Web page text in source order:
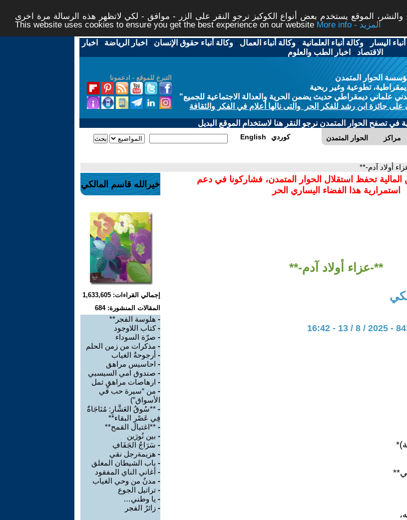
الموقع يستخدم بعض أنواع الكوكيز نرجو النقر على الزر - موافق - لكي لاتظهر هذه الرسالة مرة اخرى -
This website uses cookies to ensure you get the best experience on our website
More info - المزيد
اليسار -وكالة أنباء العلمانية -وكالة أنباء العمال -وكالة أنباء حقوق الإنسان - اخبار الرياضة - اخبار
الاقتصاد - اخبار الطب والعلوم
التبرع للموقع - ادعمونا
الحوار المتمدن
تطوعية وغير ربحية
علماني ديمقراطي حديث يضمن الحرية والعدالة الاجتماعية للجميع"
على جائزة ابن رشد للفكر الحر والتى نالها أعلام في الفكر والثقافة
في تصفح الحوار المتمدن نرجو النقر هنا لاستخدام الموقع البديل
الحوار المتمدن مراكز English كوردي
أولاد آدم-**
المالية تحفظ استقلال الحوار المتمدن، فشاركونا في دعم
استمرارية هذا الفضاء اليساري الحر
**-عزاء أولاد آدم-**
خيرالله قاسم المالكي
إجمالي القراءات: 1,633,605
المقالات المنشورة: 684
- هلوسة الفجر**
-كتاب اللاوجود
- صرّة السوداء
- مذكرات من زمن الحلم
- أرجوحةُ الغياب
- احاسيس مراهق
- صندوق امي السيسبي
- ارهاصات مراهقٍ ثمل
- من “سيرة حب في
الأسواق”)
- **سُوقُ العَشَّارِ: مُنَاجَاةٌ
فِي عَصْرِ البقاء**
- **اغتيال القمح**
- بين نُورَين
- سَرَاجُ الجَفَافِ
- هزيمةرجل نقي
- باب الشيطان المغلق
- أغاني الناي المفقود
- مدنٌ من وحي الغياب
- تراتيل الجوع
- يا وطني…
- زائرُ الفجر